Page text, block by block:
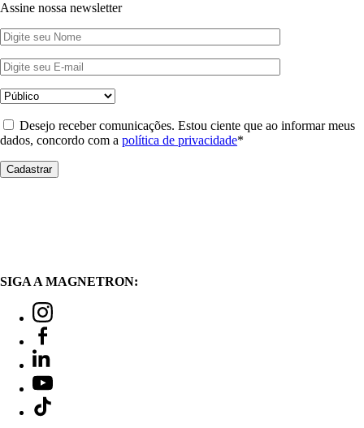
Assine nossa newsletter
Desejo receber comunicações. Estou ciente que ao informar meus
dados, concordo com a política de privacidade*
SIGA A MAGNETRON: